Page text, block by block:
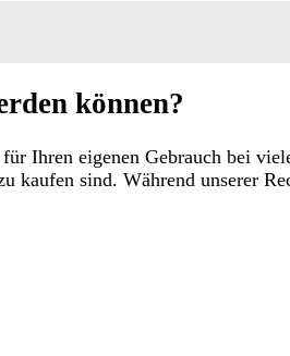
können?
Ihren eigenen Gebrauch bei
kaufen sind. Während unserer